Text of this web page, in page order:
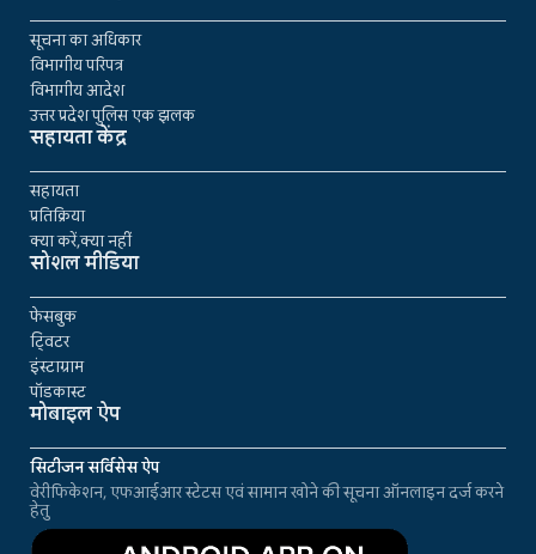
सूचना का अधिकार
विभागीय परिपत्र
विभागीय आदेश
उत्तर प्रदेश पुलिस एक झलक
सहायता केंद्र
सहायता
प्रतिक्रिया
क्या करें,क्या नहीं
सोशल मीडिया
फेसबुक
ट्विटर
इंस्टाग्राम
पॉडकास्ट
मोबाइल ऐप
सिटीजन सर्विसेस ऐप
वेरीफिकेशन, एफआईआर स्टेटस एवं सामान खोने की सूचना ऑनलाइन दर्ज करने
हेतु